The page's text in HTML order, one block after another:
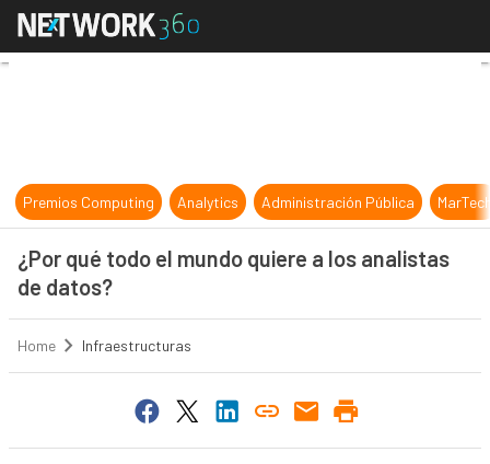
¿Por qué todo el mundo quiere a
Premios Computing Analytics Administración Pública
¿Por qué todo el mundo quiere a los analistas
de datos?
Home Infraestructuras